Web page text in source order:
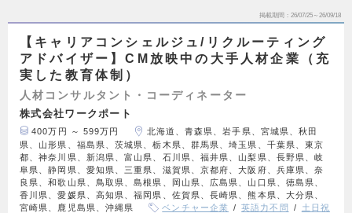
掲載期間 26/07/25～26/09/18
【キャリアコンシェルジュ/リクルーティング
アドバイザー】CM放映中の大手人材企業（充
実した教育体制）
人材コンサルタント・コーディネーター
株式会社ワークポート
400万円 ～ 599万円
北海道、青森県、岩手県、宮城県、秋田
県、山形県、福島県、茨城県、栃木県、群馬県、埼玉県、千葉県、東京
都、神奈川県、新潟県、富山県、石川県、福井県、山梨県、長野県、岐
阜県、静岡県、愛知県、三重県、滋賀県、京都府、大阪府、兵庫県、奈
良県、和歌山県、鳥取県、島根県、岡山県、広島県、山口県、徳島県、
香川県、愛媛県、高知県、福岡県、佐賀県、長崎県、熊本県、大分県、
宮崎県、鹿児島県、沖縄県
ベンチャー企業 英語力不問
土日祝